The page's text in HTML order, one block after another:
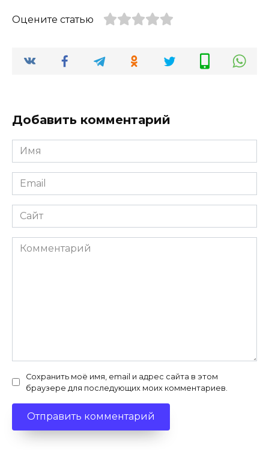
Оцените статью
Добавить комментарий
Имя
*
Email
*
Сайт
Комментарий
Сохранить моё имя, email и адрес сайта в этом
браузере для последующих моих комментариев.